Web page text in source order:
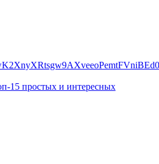
15 простых и интересных